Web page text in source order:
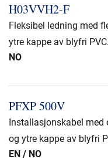
H03VVH2-​F
Fleksibel ledning med
ytre kappe av blyfri PVC.
NO
PFXP 500V
Installasjonskabel med
og ytre kappe av blyfri
EN / NO